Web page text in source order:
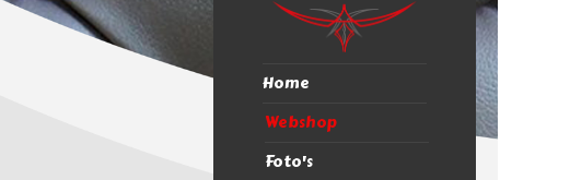
Home
Webshop
Foto's